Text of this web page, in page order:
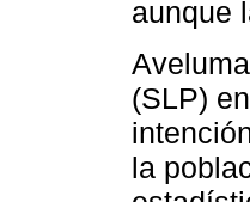
aunque
(SLP)
la